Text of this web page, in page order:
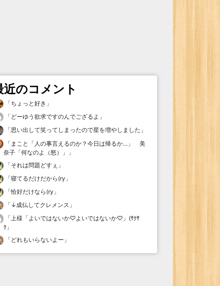
近のコメント
「ちょっと好き 」
「 どーゆう欲求ですのんでござるよ 」
「思い出して笑ってしまったので星を増やしました 」
「 まこと「人の事言えるのか？今日は帰るか…」 美
奈子「何なのよ（怒）」
」
「それは問題どすぇ 」
「寝てるだけだから(ry 」
「恰好だけなら(ry 」
「 ↓成仏してクレメンス 」
「上様「よいではないか♡よいではないか♡」(ｻｸｻ
ｸ 」
「 どれもいらないよー 」